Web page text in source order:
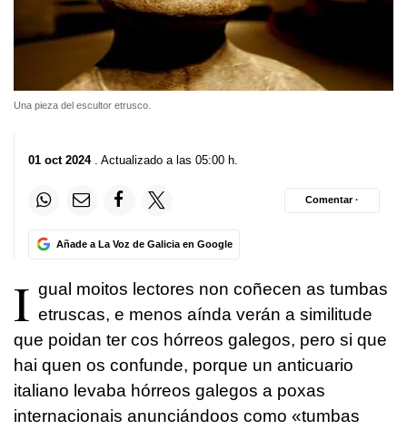
Una pieza del escultor etrusco.
01 oct 2024. Actualizado a las 05:00 h.
Añade a La Voz de Galicia en Google
Comentar ·
I gual moitos lectores non coñecen as tumbas
etruscas, e menos aínda verán a similitude
que poidan ter cos hórreos galegos, pero si que
hai quen os confunde, porque un anticuario
italiano levaba hórreos galegos a poxas
internacionais anunciándoos como «tumbas